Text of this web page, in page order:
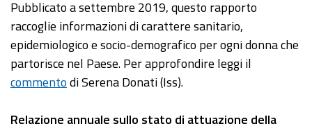
Pubblicato a settembre 2019, questo rapporto
raccoglie informazioni di carattere sanitario,
epidemiologico e socio-demografico per ogni donna che
partorisce nel Paese. Per approfondire leggi il
commentodi Serena Donati (Iss).
Relazione annuale sullo stato di attuazione della